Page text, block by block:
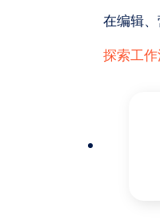
在编辑
探索工